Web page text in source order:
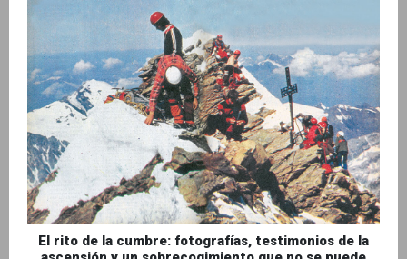
El rito de la cumbre: fotografías, testimonios de la